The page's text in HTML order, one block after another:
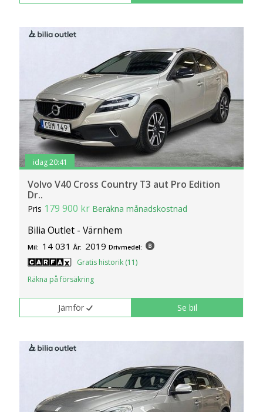
idag 20:41
Volvo V40 Cross Country T3 aut Pro Edition
Dr..
Pris 179 900 kr Beräkna månadskostnad
Bilia Outlet - Värnhem
Mil: 14 031 År: 2019 Drivmedel:
Gratis historik (11)
Räkna på försäkring
Jämför Se bil